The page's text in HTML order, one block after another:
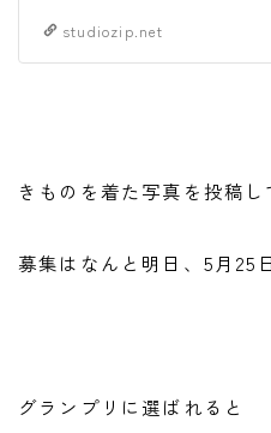
studiozip.net
きものを着た写真を投稿
募集はなんと明日、5月25
グランプリに選ばれると